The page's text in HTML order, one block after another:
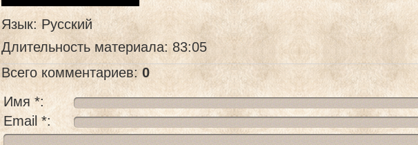
Язык: Русский
Длительность материала: 83:05
Всего комментариев: 0
Имя *:
Email *: